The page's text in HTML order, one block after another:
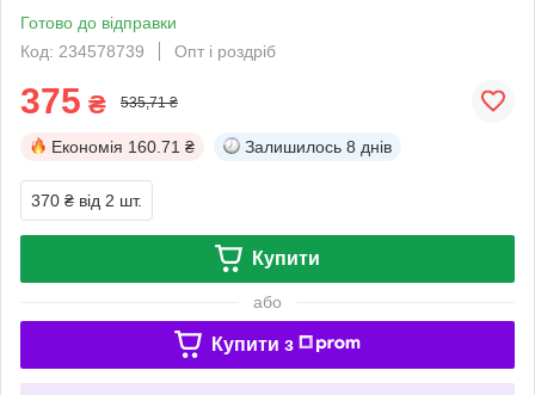
Готово до відправки
Код: 234578739
Опт і роздріб
375 ₴ 535,71 ₴
Економія 160.71 ₴ Залишилось 8 днів
370 ₴ від 2 шт.
Купити
або
Купити з